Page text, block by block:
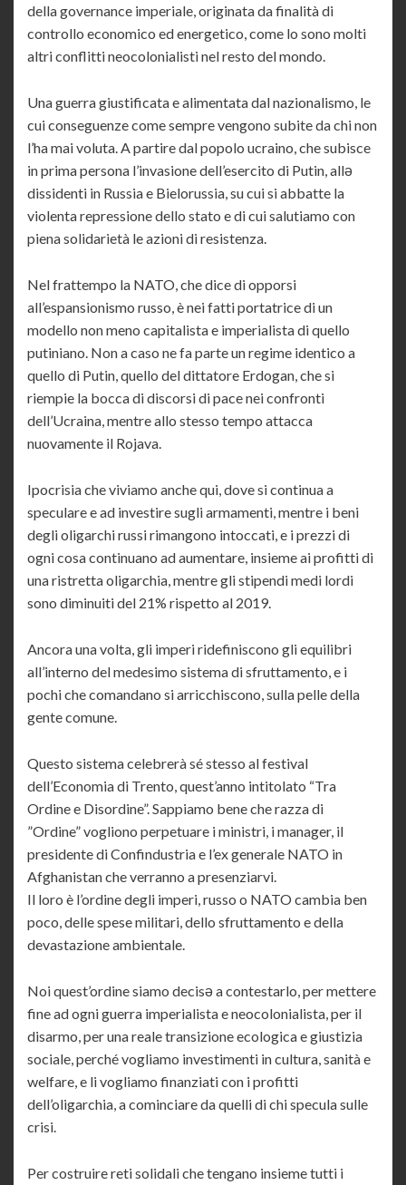
della governance imperiale, originata da finalità di
controllo economico ed energetico, come lo sono molti
altri conflitti neocolonialisti nel resto del mondo.
Una guerra giustificata e alimentata dal nazionalismo, le
cui conseguenze come sempre vengono subite da chi non
l’ha mai voluta. A partire dal popolo ucraino, che subisce
in prima persona l’invasione dell’esercito di Putin, allə
dissidenti in Russia e Bielorussia, su cui si abbatte la
violenta repressione dello stato e di cui salutiamo con
piena solidarietà le azioni di resistenza.
Nel frattempo la NATO, che dice di opporsi
all’espansionismo russo, è nei fatti portatrice di un
modello non meno capitalista e imperialista di quello
putiniano. Non a caso ne fa parte un regime identico a
quello di Putin, quello del dittatore Erdogan, che si
riempie la bocca di discorsi di pace nei confronti
dell’Ucraina, mentre allo stesso tempo attacca
nuovamente il Rojava.
Ipocrisia che viviamo anche qui, dove si continua a
speculare e ad investire sugli armamenti, mentre i beni
degli oligarchi russi rimangono intoccati, e i prezzi di
ogni cosa continuano ad aumentare, insieme ai profitti di
una ristretta oligarchia, mentre gli stipendi medi lordi
sono diminuiti del 21% rispetto al 2019.
Ancora una volta, gli imperi ridefiniscono gli equilibri
all’interno del medesimo sistema di sfruttamento, e i
pochi che comandano si arricchiscono, sulla pelle della
gente comune.
Questo sistema celebrerà sé stesso al festival
dell’Economia di Trento, quest’anno intitolato “Tra
Ordine e Disordine”. Sappiamo bene che razza di
”Ordine” vogliono perpetuare i ministri, i manager, il
presidente di Confindustria e l’ex generale NATO in
Afghanistan che verranno a presenziarvi.
Il loro è l’ordine degli imperi, russo o NATO cambia ben
poco, delle spese militari, dello sfruttamento e della
devastazione ambientale.
Noi quest’ordine siamo decisə a contestarlo, per mettere
fine ad ogni guerra imperialista e neocolonialista, per il
disarmo, per una reale transizione ecologica e giustizia
sociale, perché vogliamo investimenti in cultura, sanità e
welfare, e li vogliamo finanziati con i profitti
dell’oligarchia, a cominciare da quelli di chi specula sulle
crisi.
Per costruire reti solidali che tengano insieme tutti i